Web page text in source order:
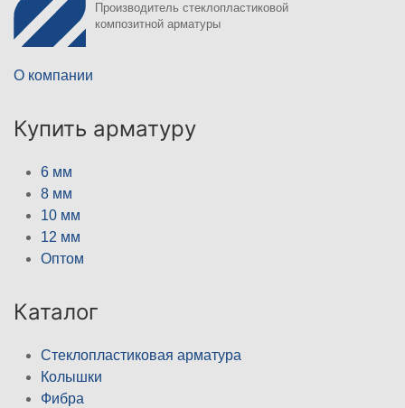
Производитель стеклопластиковой
композитной арматуры
О компании
Купить арматуру
6 мм
8 мм
10 мм
12 мм
Оптом
Каталог
Стеклопластиковая арматура
Колышки
Фибра